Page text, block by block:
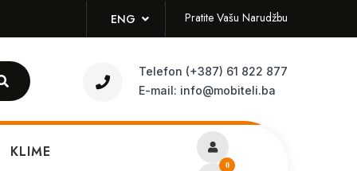
ENG Pratite Vašu Narudžbu
Telefon (+387) 61 822 877
E-mail: info@mobiteli.ba
KLIME
0